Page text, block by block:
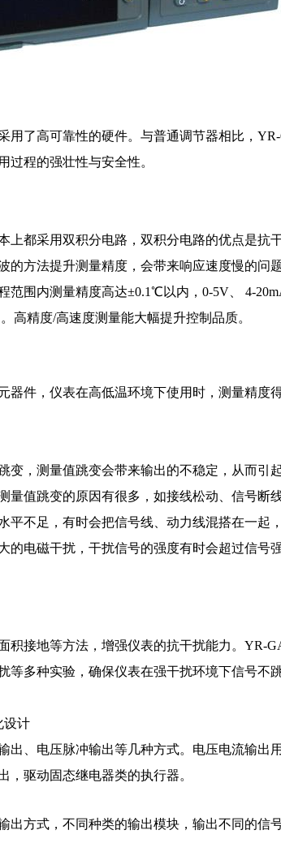
用了高可靠性的硬件。与普通调节器相比，
过程的强壮性与安全性。
上都采用双积分电路，双积分电路的优点是抗
的方法提升测量精度，会带来响应速度慢的
范围内测量精度高达±0.1℃以内，0-5V、 4-
高精度/高速度测量能大幅提升控制品质。
器件，仪表在高低温环境下使用时，测量精度
变，测量值跳变会带来输出的不稳定，从而引
量值跳变的原因有很多，如接线松动、信号断
平不足，有时会把信号线、动力线混搭在一起
的电磁干扰，干扰信号的强度有时会超过信号
积接地等方法，增强仪表的抗干扰能力。YR-
等多种实验，确保仪表在强干扰环境下信号不跳
设计
出、电压脉冲输出等几种方式。电压电流输出
，驱动固态继电器类的执行器。
出方式，不同种类的输出模块，输出不同的信